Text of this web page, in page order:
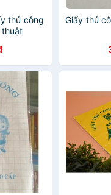
thủ công
thuật
Giấy thủ